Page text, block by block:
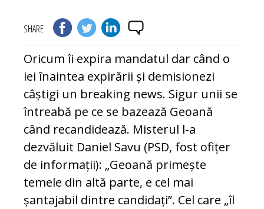
SHARE
Oricum îi expira mandatul dar când o
iei înaintea expirării și demisionezi
câștigi un breaking news. Sigur unii se
întreabă pe ce se bazează Geoană
când recandidează. Misterul l-a
dezvăluit Daniel Savu (PSD, fost ofițer
de informații): „Geoană primește
temele din altă parte, e cel mai
șantajabil dintre candidați”. Cel care „îl